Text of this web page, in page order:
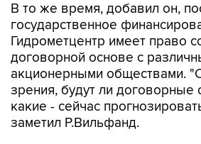
В то же время, добавил он,
государственное
Гидрометцентр имеет право
договорной основе с
акционерными обществами.
зрения, будут ли договорные
какие - сейчас
заметил Р.Вильфанд.